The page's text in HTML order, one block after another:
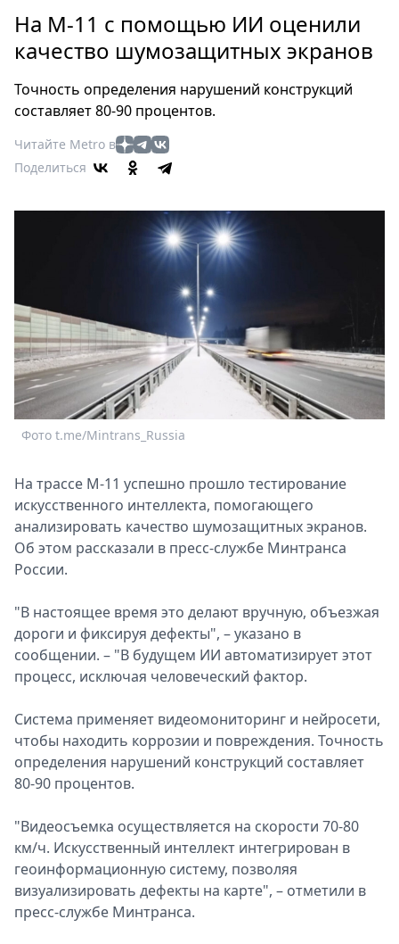
Россия
Мир
Еда
Мода
Театр
релизы
О
Metro
Стримы
Спецпроекты
Звезды
2026
Скачай
Metro
На М-11 с помощью ИИ оценили
качество шумозащитных экранов
Точность определения нарушений конструкций
составляет 80-90 процентов.
Читайте Metro в
Поделиться
Фото t.me/Mintrans_Russia
На трассе М-11 успешно прошло тестирование
искусственного интеллекта, помогающего
анализировать качество шумозащитных экранов.
Об этом рассказали в пресс-службе Минтранса
России.
"В настоящее время это делают вручную, объезжая
дороги и фиксируя дефекты", – указано в
сообщении. – "В будущем ИИ автоматизирует этот
процесс, исключая человеческий фактор.
Система применяет видеомониторинг и нейросети,
чтобы находить коррозии и повреждения. Точность
определения нарушений конструкций составляет
80-90 процентов.
"Видеосъемка осуществляется на скорости 70-80
км/ч. Искусственный интеллект интегрирован в
геоинформационную систему, позволяя
визуализировать дефекты на карте", – отметили в
пресс-службе Минтранса.